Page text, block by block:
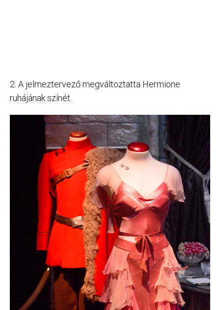
2. A jelmeztervező megváltoztatta Hermione
ruhájának színét.